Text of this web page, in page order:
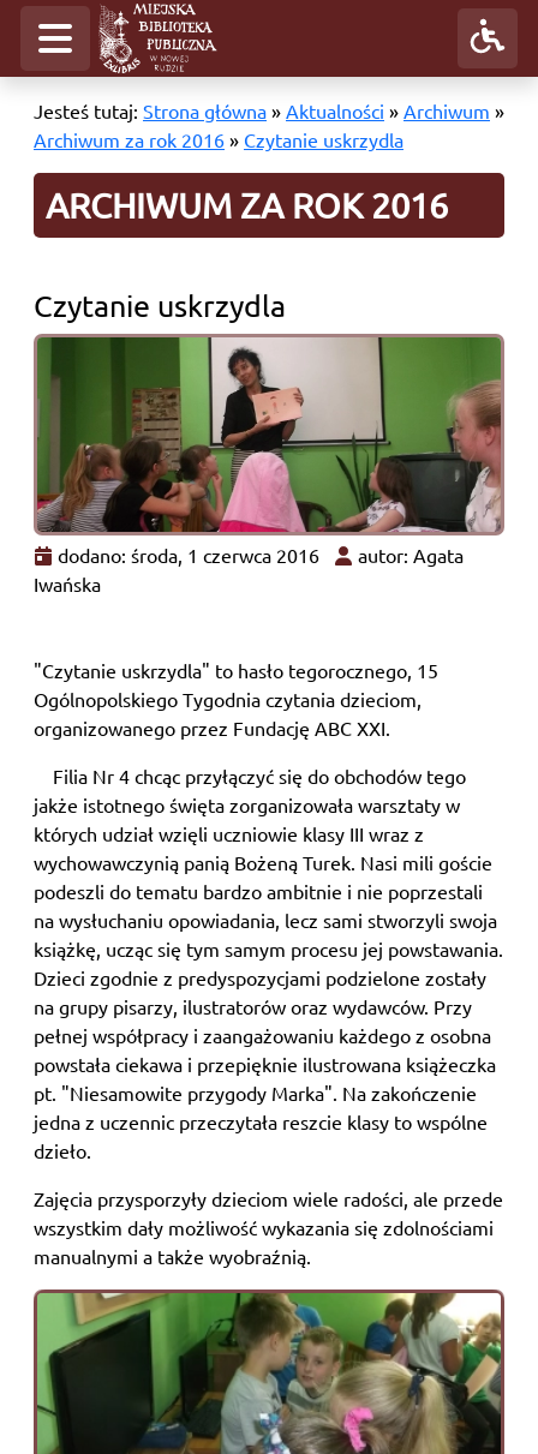
Jesteś tutaj: Strona główna » Aktualności » Archiwum »
Archiwum za rok 2016 » Czytanie uskrzydla
ARCHIWUM ZA ROK 2016
Czytanie uskrzydla
dodano: środa, 1 czerwca 2016
autor: Agata
Iwańska
"Czytanie uskrzydla" to hasło tegorocznego, 15
Ogólnopolskiego Tygodnia czytania dzieciom,
organizowanego przez Fundację ABC XXI.
Filia Nr 4 chcąc przyłączyć się do obchodów tego
jakże istotnego święta zorganizowała warsztaty w
których udział wzięli uczniowie klasy III wraz z
wychowawczynią panią Bożeną Turek. Nasi mili goście
podeszli do tematu bardzo ambitnie i nie poprzestali
na wysłuchaniu opowiadania, lecz sami stworzyli swoja
książkę, ucząc się tym samym procesu jej powstawania.
Dzieci zgodnie z predyspozycjami podzielone zostały
na grupy pisarzy, ilustratorów oraz wydawców. Przy
pełnej współpracy i zaangażowaniu każdego z osobna
powstała ciekawa i przepięknie ilustrowana książeczka
pt. "Niesamowite przygody Marka". Na zakończenie
jedna z uczennic przeczytała reszcie klasy to wspólne
dzieło.
Zajęcia przysporzyły dzieciom wiele radości, ale przede
wszystkim dały możliwość wykazania się zdolnościami
manualnymi a także wyobraźnią.